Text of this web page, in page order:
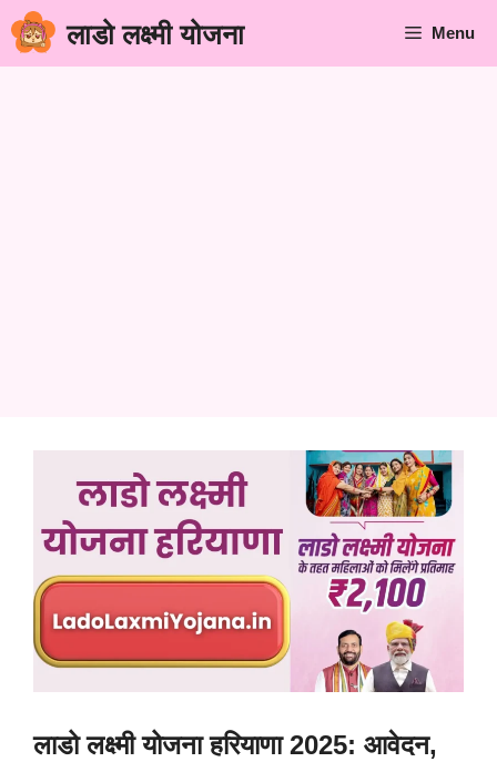
Skip
to
content
लाडो लक्ष्मी योजना Menu
लाडो लक्ष्मी योजना हरियाणा 2025: आवेदन,